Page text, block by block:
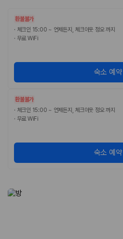
환불불가
· 체크인 15:00 ~ 언제든지, 체크아웃 정오 까지
· 무료 WiFi
숙소 예약
환불불가
· 체크인 15:00 ~ 언제든지, 체크아웃 정오 까지
· 무료 WiFi
숙소 예약